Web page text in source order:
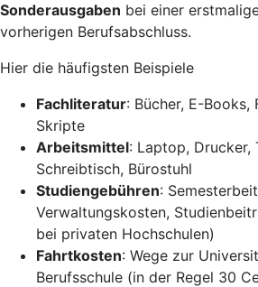
Sonderausgaben bei einer
vorherigen Berufsabschluss.
Hier die häufigsten Beispiele
Fachliteratur: Bücher, E-
Skripte
Arbeitsmittel: Laptop, Drucker,
Schreibtisch, Bürostuhl
Studiengebühren:
Verwaltungskosten,
bei privaten Hochschulen)
Fahrtkosten: Wege zur
Berufsschule (in der Regel 30